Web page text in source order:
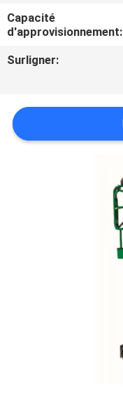
QUALITÉ
NOUS
NOUVELLES
Capacité
d'approvisionnement:
Surligner: